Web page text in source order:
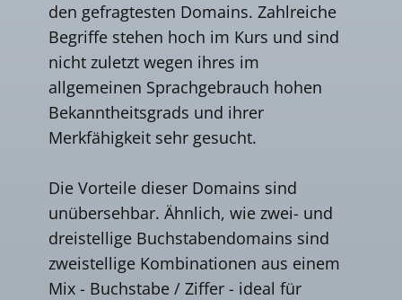
den gefragtesten Domains. Zahlreiche
Begriffe stehen hoch im Kurs und sind
nicht zuletzt wegen ihres im
allgemeinen Sprachgebrauch hohen
Bekanntheitsgrads und ihrer
Merkfähigkeit sehr gesucht.
Die Vorteile dieser Domains sind
unübersehbar. Ähnlich, wie zwei- und
dreistellige Buchstabendomains sind
zweistellige Kombinationen aus einem
Mix - Buchstabe / Ziffer - ideal für